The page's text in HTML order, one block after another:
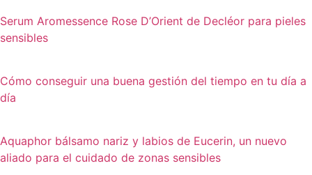
Serum Aromessence Rose D’Orient de Decléor para pieles
sensibles
Cómo conseguir una buena gestión del tiempo en tu día a
día
Aquaphor bálsamo nariz y labios de Eucerin, un nuevo
aliado para el cuidado de zonas sensibles